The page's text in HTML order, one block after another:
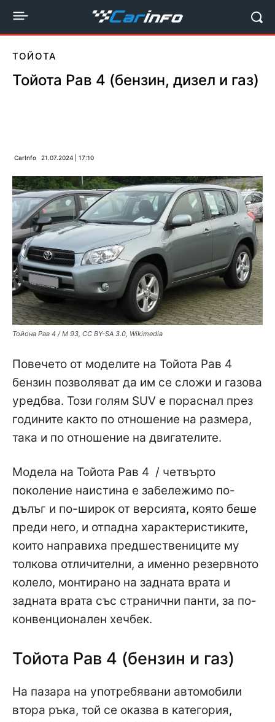
ТОЙОТА
Тойота Рав 4 (бензин, дизел и газ)
CarInfo 21.07.2024 | 17:10
Тойона Рав 4 / M 93, CC BY-SA 3.0, Wikimedia
Повечето от моделите на Тойота Рав 4
бензин позволяват да им се сложи и газова
уредбва. Този голям SUV е пораснал през
годините както по отношение на размера,
така и по отношение на двигателите.
Модела на Тойота Рав 4 / четвърто
поколение наистина е забележимо по-
дълъг и по-широк от версията, която беше
преди него, и отпадна характеристиките,
които направиха предшествениците му
толкова отличителни, а именно резервното
колело, монтирано на задната врата и
задната врата със странични панти, за по-
конвенционален хечбек.
Тойота Рав 4 (бензин и газ)
На пазара на употребявани автомобили
втора ръка, той се оказва в категория,